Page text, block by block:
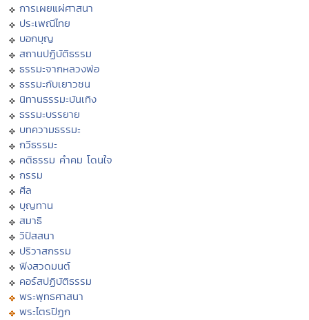
การเผยแผ่ศาสนา
ประเพณีไทย
บอกบุญ
สถานปฏิบัติธรรม
ธรรมะจากหลวงพ่อ
ธรรมะกับเยาวชน
นิทานธรรมะบันเทิง
ธรรมะบรรยาย
บทความธรรมะ
กวีธรรมะ
คติธรรม คำคม โดนใจ
กรรม
ศีล
บุญทาน
สมาธิ
วิปัสสนา
ปริวาสกรรม
ฟังสวดมนต์
คอร์สปฏิบัติธรรม
พระพุทธศาสนา
พระไตรปิฏก